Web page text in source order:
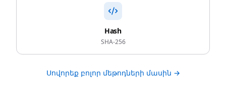
Hash
SHA-256
Սովորեք բոլոր մեթոդների մասին →